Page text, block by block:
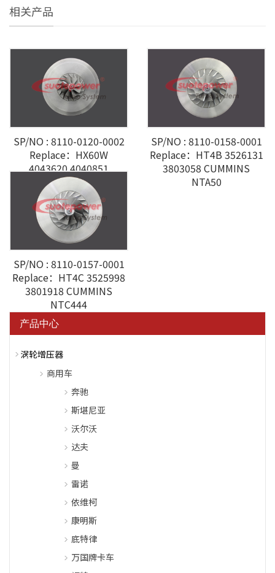
相关产品
SP/NO : 8110-0120-0002
Replace：HX60W
4043620 4040851
CUMMINS ISX3
SP/NO : 8110-0158-0001
Replace：HT4B 3526131
3803058 CUMMINS
NTA50
SP/NO : 8110-0157-0001
Replace：HT4C 3525998
3801918 CUMMINS
NTC444
产品中心
涡轮增压器
商用车
奔驰
斯堪尼亚
沃尔沃
达夫
曼
雷诺
依维柯
康明斯
底特律
万国牌卡车